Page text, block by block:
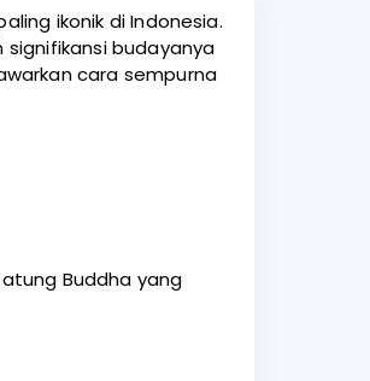
ikonik di Indonesia.
budayanya
cara sempurna
Buddha yang